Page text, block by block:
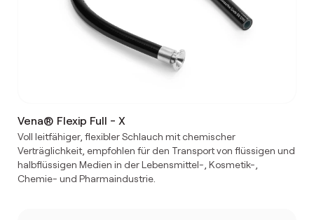
Vena® Flexip Full - X
Voll leitfähiger, flexibler Schlauch mit chemischer
Verträglichkeit, empfohlen für den Transport von flüssigen und
halbflüssigen Medien in der Lebensmittel-, Kosmetik-,
Chemie- und Pharmaindustrie.